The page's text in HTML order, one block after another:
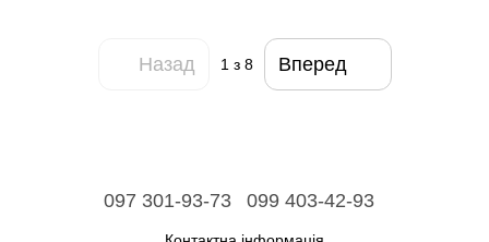
Назад 1з 8 Вперед
097 301-93-73 099 403-42-93